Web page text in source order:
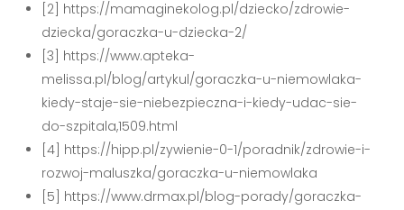
[2] https://mamaginekolog.pl/dziecko/zdrowie-
dziecka/goraczka-u-dziecka-2/
[3] https://www.apteka-
melissa.pl/blog/artykul/goraczka-u-niemowlaka-
kiedy-staje-sie-niebezpieczna-i-kiedy-udac-sie-
do-szpitala,1509.html
[4] https://hipp.pl/zywienie-0-1/poradnik/zdrowie-i-
rozwoj-maluszka/goraczka-u-niemowlaka
[5] https://www.drmax.pl/blog-porady/goraczka-